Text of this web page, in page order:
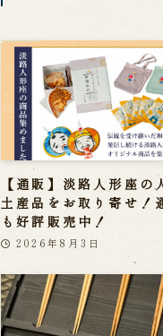
【通販】淡路人形座の
土産品をお取り寄せ！
も好評販売中！
2026年8月3日